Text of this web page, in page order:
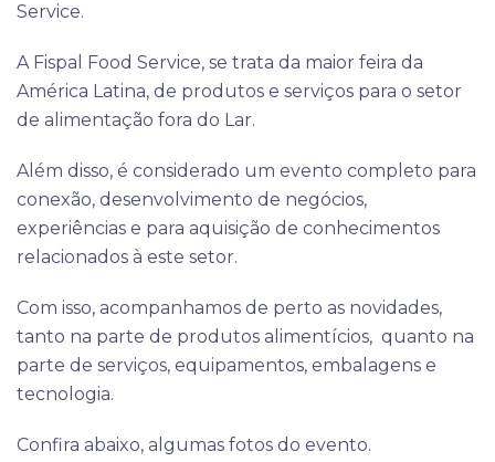
Service.
A Fispal Food Service, se trata da maior feira da
América Latina, de produtos e serviços para o setor
de alimentação fora do Lar.
Além disso, é considerado um evento completo para
conexão, desenvolvimento de negócios,
experiências e para aquisição de conhecimentos
relacionados à este setor.
Com isso, acompanhamos de perto as novidades,
tanto na parte de produtos alimentícios, quanto na
parte de serviços, equipamentos, embalagens e
tecnologia.
Confira abaixo, algumas fotos do evento.